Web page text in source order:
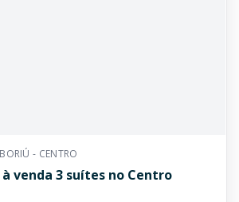
- CENTRO
venda 3 suítes no Centro